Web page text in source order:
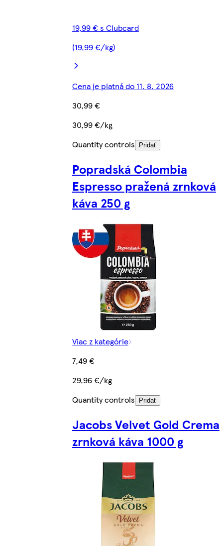
19,99 € s Clubcard
(19,99 €/kg)
Cena je platná do 11. 8. 2026
30,99 €
30,99 €/kg
Quantity controls
Pridať
Popradská Colombia
Espresso pražená zrnková
káva 250 g
Viac z kategórie
7,49 €
29,96 €/kg
Quantity controls
Pridať
Jacobs Velvet Gold Crema
zrnková káva 1000 g